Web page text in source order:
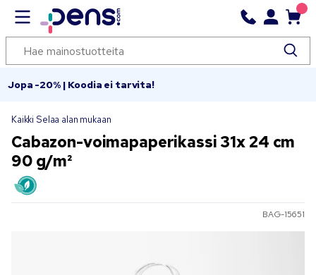
Jopa -20% | Koodia ei tarvita!
Kaikki Selaa alan mukaan
Cabazon-voimapaperikassi 31x 24 cm
90 g/m²
BAG-15651